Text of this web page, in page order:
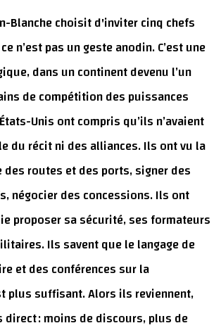
Blanche choisit d'inviter cinq chefs
n’est pas un geste anodin. C’est une
dans un continent devenu l’un
de compétition des puissances
Unis ont compris qu’ils n’avaient
du récit ni des alliances. Ils ont vu la
des routes et des ports, signer des
négocier des concessions. Ils ont
proposer sa sécurité, ses formateurs
Ils savent que le langage de
et des conférences sur la
plus suffisant. Alors ils reviennent,
direct : moins de discours, plus de